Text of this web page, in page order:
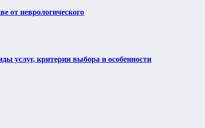
от неврологического
услуг, критерии выбора и особенности